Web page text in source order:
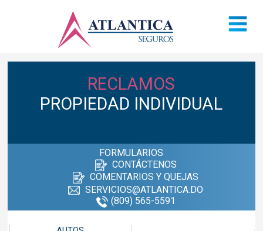
RECLAMOS
PROPIEDAD INDIVIDUAL
FORMULARIOS
CONTÁCTENOS
COMENTARIOS Y QUEJAS
SERVICIOS@ATLANTICA.DO
(809) 565-5591